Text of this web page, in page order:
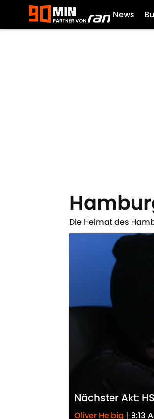
News
Die Heimat des
Nächster Akt:
Oliver Helbig | 9:13